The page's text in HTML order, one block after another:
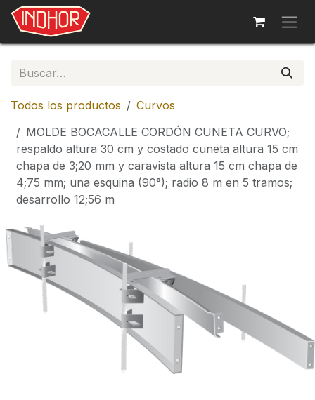
Ir al contenido
Todos los productos
Curvos
MOLDE BOCACALLE CORDÓN CUNETA CURVO;
respaldo altura 30 cm y costado cuneta altura 15 cm
chapa de 3;20 mm y caravista altura 15 cm chapa de
4;75 mm; una esquina (90°); radio 8 m en 5 tramos;
desarrollo 12;56 m